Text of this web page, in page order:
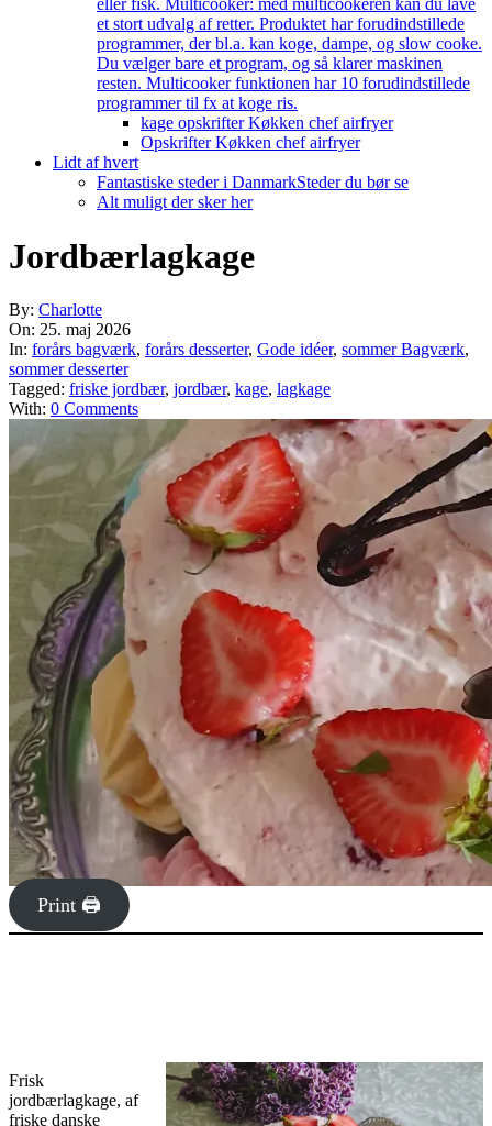
eller fisk. Multicooker: med multicookeren kan du lave
et stort udvalg af retter. Produktet har forudindstillede
programmer, der bl.a. kan koge, dampe, og slow cooke.
Du vælger bare et program, og så klarer maskinen
resten. Multicooker funktionen har 10 forudindstillede
programmer til fx at koge ris.
kage opskrifter Køkken chef airfryer
Opskrifter Køkken chef airfryer
Lidt af hvert
Fantastiske steder i DanmarkSteder du bør se
Alt muligt der sker her
Jordbærlagkage
By: Charlotte
On: 25. maj 2026
In: forårs bagværk, forårs desserter, Gode idéer, sommer Bagværk,
sommer desserter
Tagged: friske jordbær, jordbær, kage, lagkage
With: 0 Comments
Print 🖨
Frisk
jordbærlagkage, af
friske danske